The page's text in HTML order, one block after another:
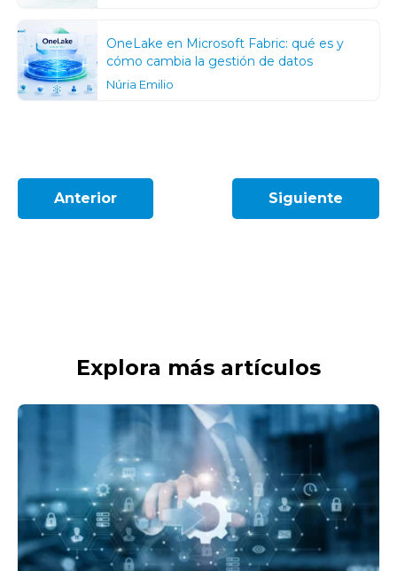
OneLake en Microsoft Fabric: qué es y
cómo cambia la gestión de datos
Núria Emilio
Anterior Siguiente
Explora más artículos